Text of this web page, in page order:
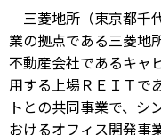
三菱地所（東京都千
業の拠点である三菱地
不動産会社であるキャ
用する上場ＲＥＩＴで
トとの共同事業で、シ
おけるオフィス開発事